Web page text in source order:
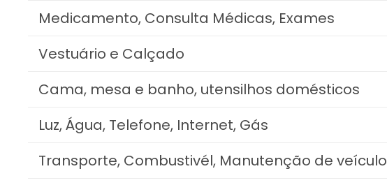
Medicamento, Consulta Médicas, Exames
Vestuário e Calçado
Cama, mesa e banho, utensilhos domésticos
Luz, Água, Telefone, Internet, Gás
Transporte, Combustivél, Manutenção de veículo